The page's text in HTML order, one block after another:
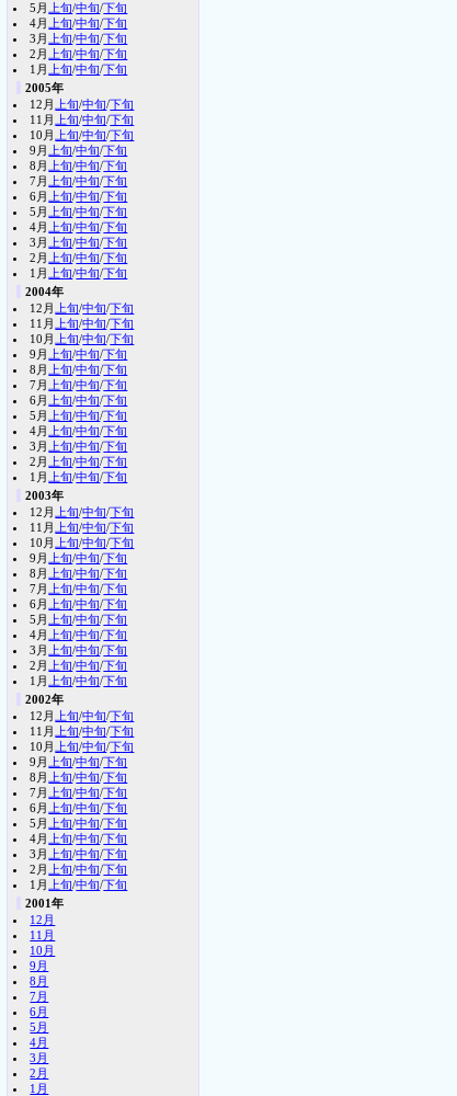
5月 上旬/中旬/下旬
4月 上旬/中旬/下旬
3月 上旬/中旬/下旬
2月 上旬/中旬/下旬
1月 上旬/中旬/下旬
2005年
12月 上旬/中旬/下旬
11月 上旬/中旬/下旬
10月 上旬/中旬/下旬
9月 上旬/中旬/下旬
8月 上旬/中旬/下旬
7月 上旬/中旬/下旬
6月 上旬/中旬/下旬
5月 上旬/中旬/下旬
4月 上旬/中旬/下旬
3月 上旬/中旬/下旬
2月 上旬/中旬/下旬
1月 上旬/中旬/下旬
2004年
12月 上旬/中旬/下旬
11月 上旬/中旬/下旬
10月 上旬/中旬/下旬
9月 上旬/中旬/下旬
8月 上旬/中旬/下旬
7月 上旬/中旬/下旬
6月 上旬/中旬/下旬
5月 上旬/中旬/下旬
4月 上旬/中旬/下旬
3月 上旬/中旬/下旬
2月 上旬/中旬/下旬
1月 上旬/中旬/下旬
2003年
12月 上旬/中旬/下旬
11月 上旬/中旬/下旬
10月 上旬/中旬/下旬
9月 上旬/中旬/下旬
8月 上旬/中旬/下旬
7月 上旬/中旬/下旬
6月 上旬/中旬/下旬
5月 上旬/中旬/下旬
4月 上旬/中旬/下旬
3月 上旬/中旬/下旬
2月 上旬/中旬/下旬
1月 上旬/中旬/下旬
2002年
12月 上旬/中旬/下旬
11月 上旬/中旬/下旬
10月 上旬/中旬/下旬
9月 上旬/中旬/下旬
8月 上旬/中旬/下旬
7月 上旬/中旬/下旬
6月 上旬/中旬/下旬
5月 上旬/中旬/下旬
4月 上旬/中旬/下旬
3月 上旬/中旬/下旬
2月 上旬/中旬/下旬
1月 上旬/中旬/下旬
2001年
12月
11月
10月
9月
8月
7月
6月
5月
4月
3月
2月
1月